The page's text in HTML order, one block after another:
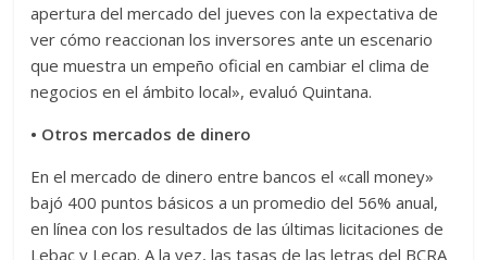
apertura del mercado del jueves con la expectativa de
ver cómo reaccionan los inversores ante un escenario
que muestra un empeño oficial en cambiar el clima de
negocios en el ámbito local», evaluó Quintana.
• Otros mercados de dinero
En el mercado de dinero entre bancos el «call money»
bajó 400 puntos básicos a un promedio del 56% anual,
en línea con los resultados de las últimas licitaciones de
Lebac y Lecap. A la vez, las tasas de las letras del BCRA